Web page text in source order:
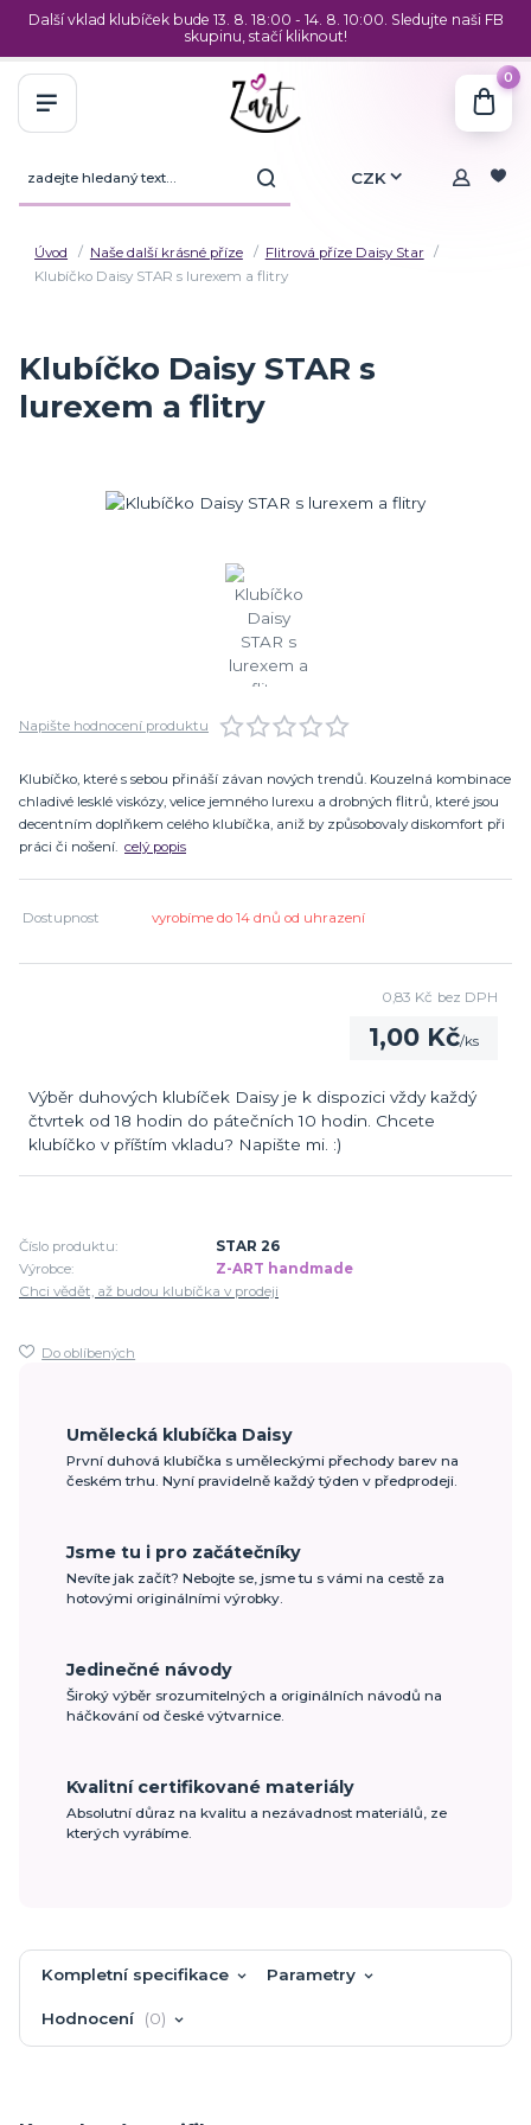
Další vklad klubíček bude 13. 8. 18:00 - 14. 8. 10:00. Sledujte naši FB
skupinu, stačí kliknout!
CZK
0
Úvod Naše další krásné příze
Flitrová příze Daisy Star
Klubíčko Daisy STAR s lurexem a flitry
Klubíčko Daisy STAR s
lurexem a flitry
Napište hodnocení produktu
Klubíčko, které s sebou přináší závan nových trendů. Kouzelná kombinace
chladivé lesklé viskózy, velice jemného lurexu a drobných flitrů, které jsou
decentním doplňkem celého klubíčka, aniž by způsobovaly diskomfort při
práci či nošení. celý popis
Dostupnost vyrobíme do 14 dnů od uhrazení
1,00 Kč/ks
0,83 Kč bez DPH
Výběr duhových klubíček Daisy je k dispozici vždy každý
čtvrtek od 18 hodin do pátečních 10 hodin. Chcete
klubíčko v příštím vkladu? Napište mi. :)
Číslo produktu:
STAR 26
Výrobce:
Z-ART handmade
Chci vědět, až budou klubíčka v prodeji
Do oblíbených
Umělecká klubíčka Daisy
První duhová klubíčka s uměleckými přechody barev na
českém trhu. Nyní pravidelně každý týden v předprodeji.
Jsme tu i pro začátečníky
Nevíte jak začít? Nebojte se, jsme tu s vámi na cestě za
hotovými originálními výrobky.
Jedinečné návody
Široký výběr srozumitelných a originálních návodů na
háčkování od české výtvarnice.
Kvalitní certifikované materiály
Absolutní důraz na kvalitu a nezávadnost materiálů, ze
kterých vyrábíme.
Kompletní specifikace Parametry
Hodnocení 0